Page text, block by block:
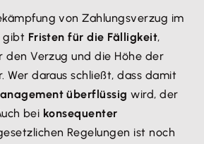
von Zahlungsverzug im
gibt Fristen für die Fälligkeit,
den Verzug und die Höhe der
Wer daraus schließt, dass damit
überflüssig wird, der
bei konsequenter
Regelungen ist noch